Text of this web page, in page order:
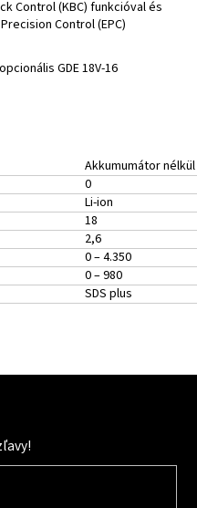
Control (KBC) funkcióval és
Control (EPC)
GDE 18V-16
Akkumumátor
0
Li-ion
18
2,6
0 – 4.350
0 – 980
SDS plus